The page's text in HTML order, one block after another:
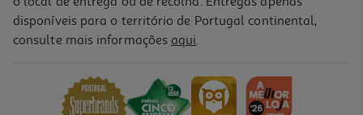
Cartolina Mab Branca 50x65cm
disponíveis para o território de Portugal continental,
consulte mais informações aqui.